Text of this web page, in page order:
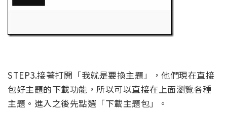
STEP3.接著打開「我就是要換主題」，他們現在直接
包好主題的下載功能，所以可以直接在上面瀏覽各種
主題。進入之後先點選「下載主題包」。